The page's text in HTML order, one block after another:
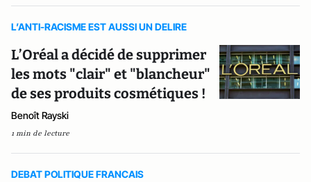
L’ANTI-RACISME EST AUSSI UN DELIRE
L’Oréal a décidé de supprimer
les mots "clair" et "blancheur"
de ses produits cosmétiques !
Benoît Rayski
1 min de lecture
DEBAT POLITIQUE FRANCAIS